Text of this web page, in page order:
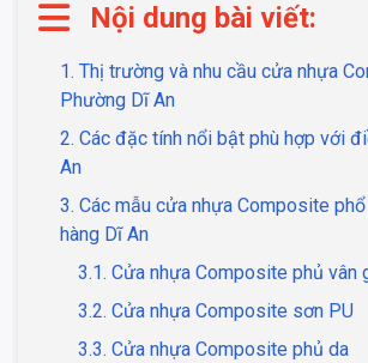
Nội dung bài viết:
1. Thị trường và nhu cầu cửa nhựa
Phường Dĩ An
2. Các đặc tính nổi bật phù hợp với
An
3. Các mẫu cửa nhựa Composite
hàng Dĩ An
3.1. Cửa nhựa Composite phủ vân
3.2. Cửa nhựa Composite sơn PU
3.3. Cửa nhựa Composite phủ da